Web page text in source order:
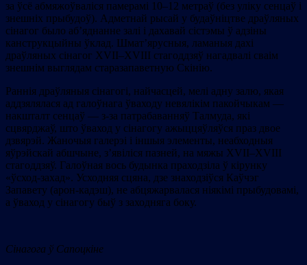
за ўсё абмяжоўваліся памерамі 10–12 метраў (без уліку сенцаў і
знешніх прыбудоў). Адметнай рысай у будаўніцтве драўляных
сінагог было аб’яднанне залі і дахавай сістэмы ў адзіны
канструкцыйны ўклад. Шмат’ярусныя, ламаныя дахі
драўляных сінагог XVII–XVIII стагоддзяў нагадвалі сваім
знешнім выглядам старазапаветную Скінію.
Раннія драўляныя сінагогі, найчасцей, мелі адну залю, якая
аддзялялася ад галоўнага ўваходу невялікім пакойчыкам —
накшталт сенцаў — з-за патрабаванняў Талмуда, які
сцвярджаў, што ўваход у сінагогу ажыццяўляўся праз двое
дзвярэй. Жаночыя галерэі і іншыя элементы, неабходныя
яўрэйскай абшчыне, з’явіліся пазней, на мяжы XVII–XVIII
стагоддзяў. Галоўная вось будынка праходзіла ў кірунку
«ўсход-захад». Усходняя сцяна, дзе знаходзіўся Каўчэг
Запавету (арон-кадэш), не абцяжарвалася ніякімі прыбудовамі,
а ўваход у сінагогу быў з заходняга боку.
Сінагога ў Сапоцкіне